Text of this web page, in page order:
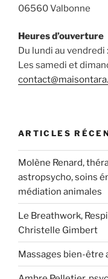
06560 Valbonne
Heures d’ouverture
Du lundi au
Les samedi et
ARTICLES
Molène Renard,
astropsycho, soins
médiation animales
Le Breathwork,
Christelle Gimbert
Massages bien-être